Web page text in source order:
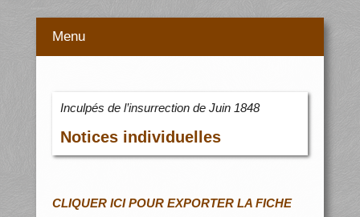
Menu
Inculpés de l’insurrection de Juin 1848
Notices individuelles
CLIQUER ICI POUR EXPORTER LA FICHE